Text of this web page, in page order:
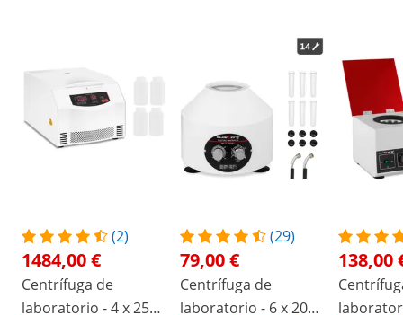
(2)
1484,00 €
Centrífuga de
laboratorio - 4 x 250
(29)
79,00 €
Centrífuga de
laboratorio - 6 x 20
138,00